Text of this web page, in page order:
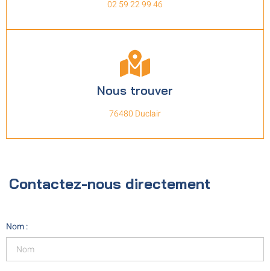
02 59 22 99 46
Nous trouver
76480 Duclair
Contactez-nous directement
Nom :